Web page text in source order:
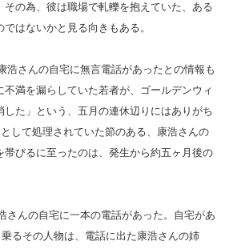
その為、彼は職場で軋轢を抱えていた、ある
はないかと見る向きもある。
浩さんの自宅に無言電話があったとの情報も
満を漏らしていた若者が、ゴールデンウィ
した」という、五月の連休辺りにはありがち
して処理されていた節のある、康浩さんの
帯びるに至ったのは、発生から約五ヶ月後の
さんの自宅に一本の電話があった。自宅があ
るその人物は、電話に出た康浩さんの姉